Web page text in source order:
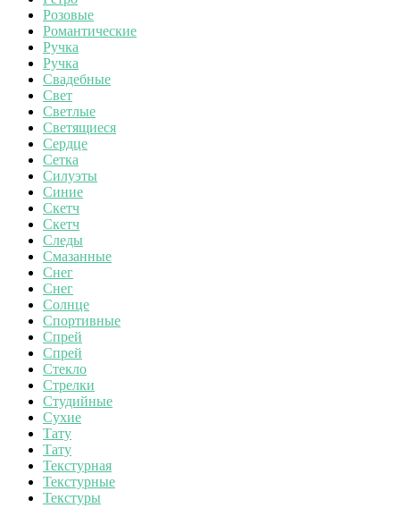
Розовые
Романтические
Ручка
Ручка
Свадебные
Свет
Светлые
Светящиеся
Сердце
Сетка
Силуэты
Синие
Скетч
Скетч
Следы
Смазанные
Снег
Снег
Солнце
Спортивные
Спрей
Спрей
Стекло
Стрелки
Студийные
Сухие
Тату
Тату
Текстурная
Текстурные
Текстуры